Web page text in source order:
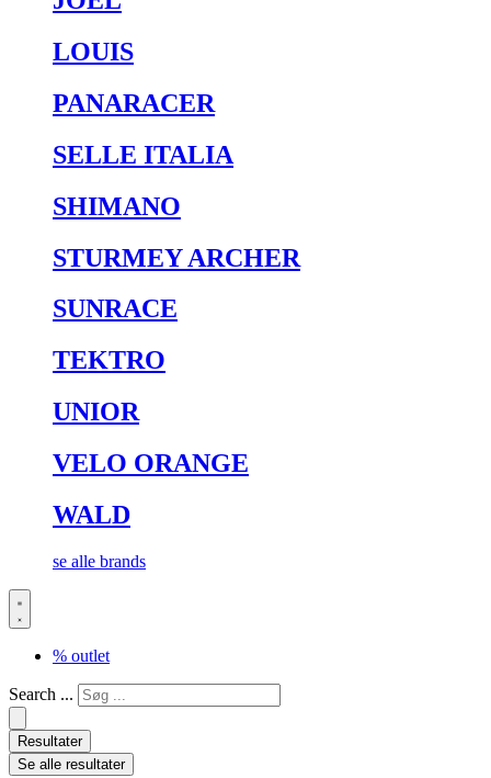
LOUIS
PANARACER
SELLE ITALIA
SHIMANO
STURMEY ARCHER
SUNRACE
TEKTRO
UNIOR
VELO ORANGE
WALD
se alle brands
% outlet
Search ...
Resultater
Se alle resultater